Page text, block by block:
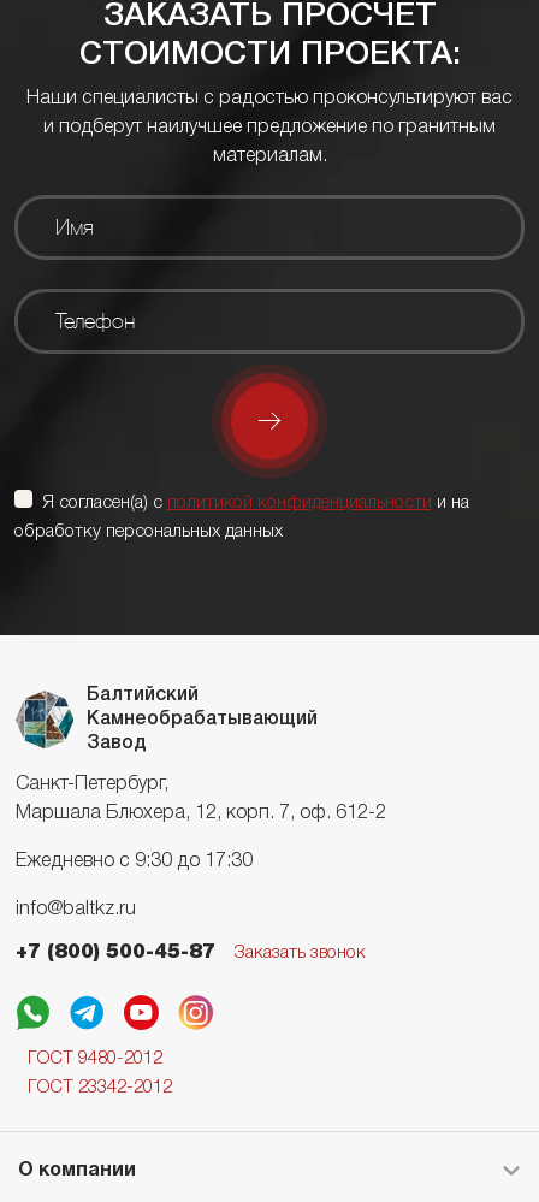
ЗАКАЗАТЬ ПРОСЧЕТ
СТОИМОСТИ ПРОЕКТА:
Наши специалисты с радостью проконсультируют вас
и подберут наилучшее предложение по гранитным
материалам.
Я согласен(а) с политикой конфиденциальности и на
обработку персональных данных
Балтийский
Камнеобрабатывающий
Завод
Санкт-Петербург,
Маршала Блюхера, 12, корп. 7, оф. 612-2
Ежедневно с 9:30 до 17:30
info@baltkz.ru
+7 (800) 500-45-87 Заказать звонок
ГОСТ 9480-2012
ГОСТ 23342-2012
О компании